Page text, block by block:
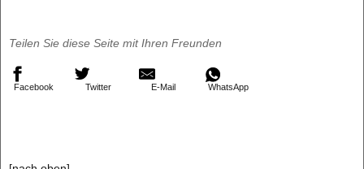
Teilen Sie diese Seite mit Ihren Freunden
Facebook Twitter E-Mail WhatsApp